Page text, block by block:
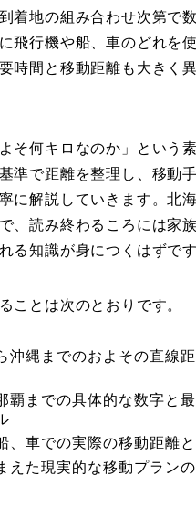
着地の組み合わせ次第で
飛行機や船、車のどれを
時間と移動距離も大きく
そ何キロなのか」という
準で距離を整理し、移動
に解説していきます。北
、読み終わるころには家
る知識が身につくはずです
ことは次のとおりです。
沖縄までのおよその直線
覇までの具体的な数字と
、車での実際の移動距離
えた現実的な移動プラン